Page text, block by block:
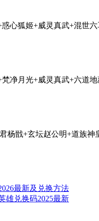
心狐姬+威灵真武+混世六
净月光+威灵真武+六道地
杨戩+玄坛赵公明+道族神
最新及兑换方法
雄兑换码2025最新